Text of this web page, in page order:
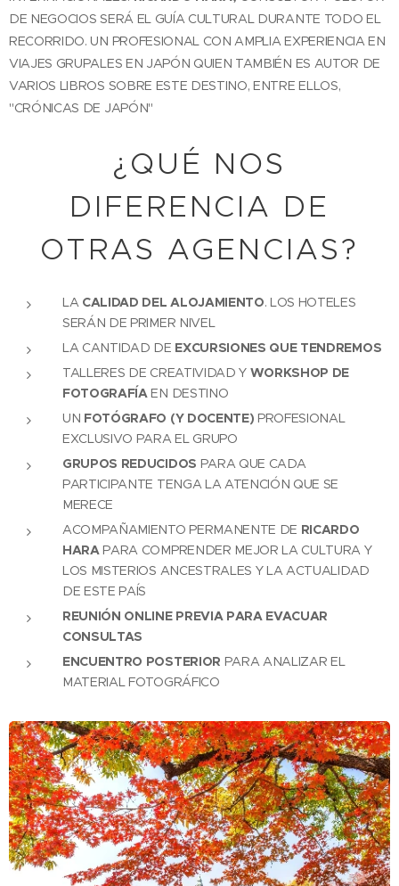
DE NEGOCIOS SERÁ EL GUÍA CULTURAL DURANTE TODO EL
RECORRIDO. UN PROFESIONAL CON AMPLIA EXPERIENCIA EN
VIAJES GRUPALES EN JAPÓN QUIEN TAMBIÉN ES AUTOR DE
VARIOS LIBROS SOBRE ESTE DESTINO, ENTRE ELLOS,
"CRÓNICAS DE JAPÓN"
¿QUÉ NOS
DIFERENCIA DE
OTRAS AGENCIAS?
LA CALIDAD DEL ALOJAMIENTO. LOS HOTELES
SERÁN DE PRIMER NIVEL
LA CANTIDAD DE EXCURSIONES QUE TENDREMOS
TALLERES DE CREATIVIDAD Y WORKSHOP DE
FOTOGRAFÍA EN DESTINO
UN FOTÓGRAFO (Y DOCENTE) PROFESIONAL
EXCLUSIVO PARA EL GRUPO
GRUPOS REDUCIDOS PARA QUE CADA
PARTICIPANTE TENGA LA ATENCIÓN QUE SE
MERECE
ACOMPAÑAMIENTO PERMANENTE DE RICARDO
HARA PARA COMPRENDER MEJOR LA CULTURA Y
LOS MISTERIOS ANCESTRALES Y LA ACTUALIDAD
DE ESTE PAÍS
REUNIÓN ONLINE PREVIA PARA EVACUAR
CONSULTAS
ENCUENTRO POSTERIOR PARA ANALIZAR EL
MATERIAL FOTOGRÁFICO